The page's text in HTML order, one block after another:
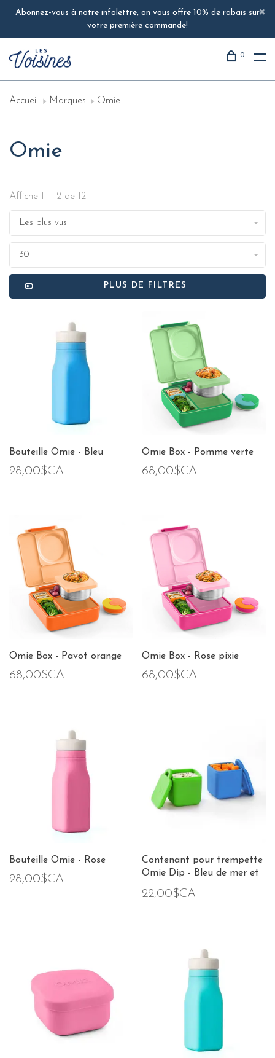
Abonnez-vous à notre infolettre, on vous offre 10% de rabais sur
votre première commande!
0
Accueil Marques Omie
Omie
Affiche 1 - 12 de 12
Les plus vus
30
PLUS DE FILTRES
Bouteille Omie - Bleu
28,00$CA
Omie Box - Pomme verte
68,00$CA
Omie Box - Pavot orange
68,00$CA
Omie Box - Rose pixie
68,00$CA
Bouteille Omie - Rose
28,00$CA
Contenant pour trempette
Omie Dip - Bleu de mer et
22,00$CA